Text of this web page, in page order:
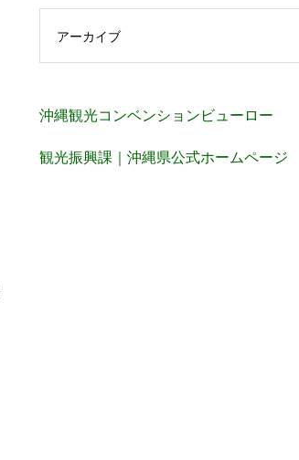
アーカイブ
沖縄観光コンベンションビューロー
観光振興課｜沖縄県公式ホームページ